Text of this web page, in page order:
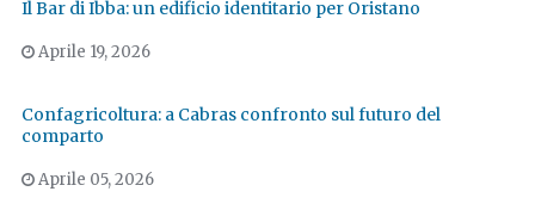
Il Bar di Ibba: un edificio identitario per Oristano
Aprile 19, 2026
Confagricoltura: a Cabras confronto sul futuro del
comparto
Aprile 05, 2026